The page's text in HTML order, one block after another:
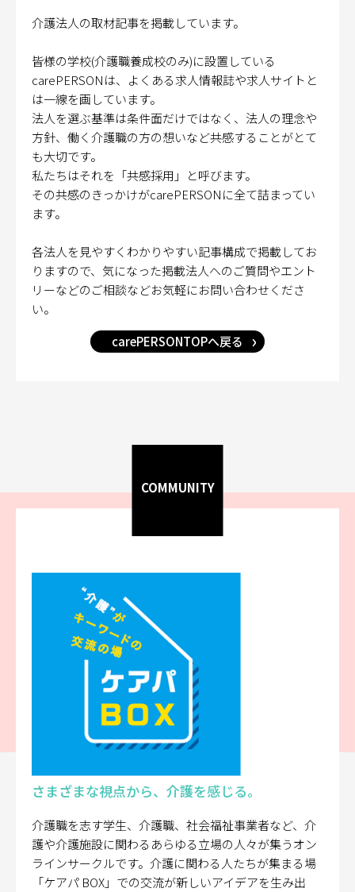
介護法人の取材記事を掲載しています。
皆様の学校(介護職養成校のみ)に設置している
carePERSONは、よくある求人情報誌や求人サイトと
は一線を画しています。
法人を選ぶ基準は条件面だけではなく、法人の理念や
方針、働く介護職の方の想いなど共感することがとて
も大切です。
私たちはそれを「共感採用」と呼びます。
その共感のきっかけがcarePERSONに全て詰まってい
ます。
各法人を見やすくわかりやすい記事構成で掲載してお
りますので、気になった掲載法人へのご質問やエント
リーなどのご相談などお気軽にお問い合わせくださ
い。
carePERSONTOPへ戻る
COMMUNITY
さまざまな視点から、介護を感じる。
介護職を志す学生、介護職、社会福祉事業者など、介
護や介護施設に関わるあらゆる立場の人々が集うオン
ラインサークルです。介護に関わる人たちが集まる場
「ケアパ BOX」での交流が新しいアイデアを生み出